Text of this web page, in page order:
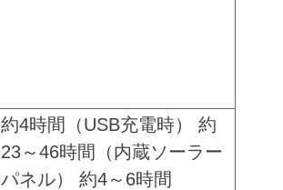
約4時間（USB充電時） 約
23～46時間（内蔵ソーラー
パネル） 約4～6時間